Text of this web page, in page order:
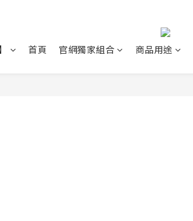
首頁 官網獨家組合 商品用途